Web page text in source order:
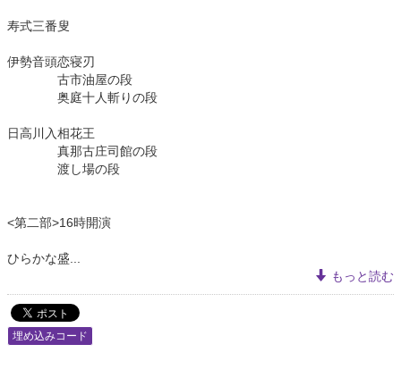
寿式三番叟
伊勢音頭恋寝刃
古市油屋の段
奥庭十人斬りの段
日高川入相花王
真那古庄司館の段
渡し場の段
<第二部>16時開演
ひらかな盛...
もっと読む
埋め込みコード